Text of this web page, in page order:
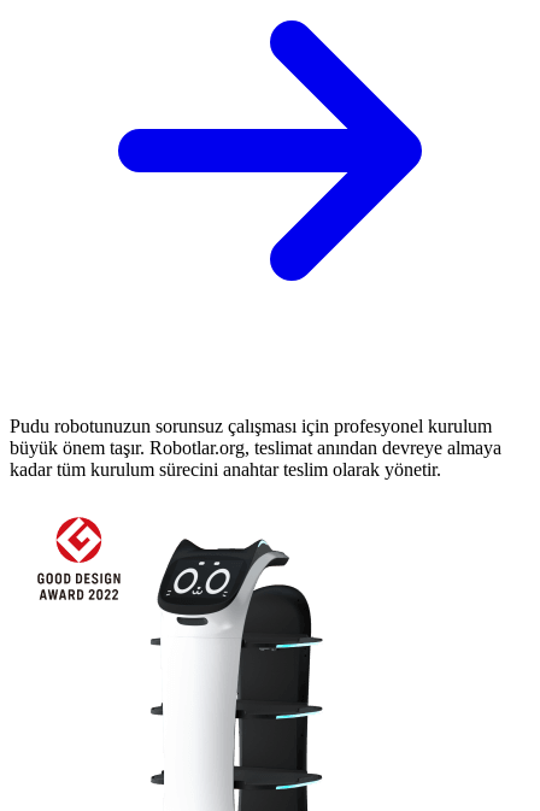
Pudu robotunuzun sorunsuz çalışması için profesyonel kurulum
büyük önem taşır. Robotlar.org, teslimat anından devreye almaya
kadar tüm kurulum sürecini anahtar teslim olarak yönetir.